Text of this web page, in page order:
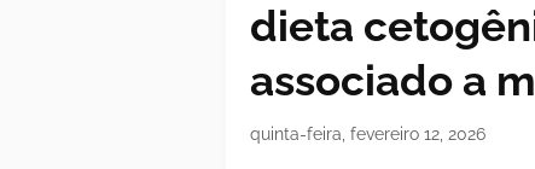
dieta
associado a
quinta-feira, fevereiro 12, 2026